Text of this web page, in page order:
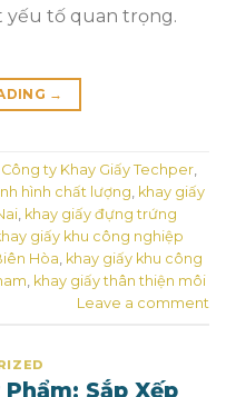
yếu tố quan trọng.
→
Công ty Khay Giấy Techper,
hình chất lượng, khay giấy
, khay giấy đựng trứng
giấy khu công nghiệp
Hòa, khay giấy khu công
, khay giấy thân thiện môi
Leave a comment
Sắp Xếp